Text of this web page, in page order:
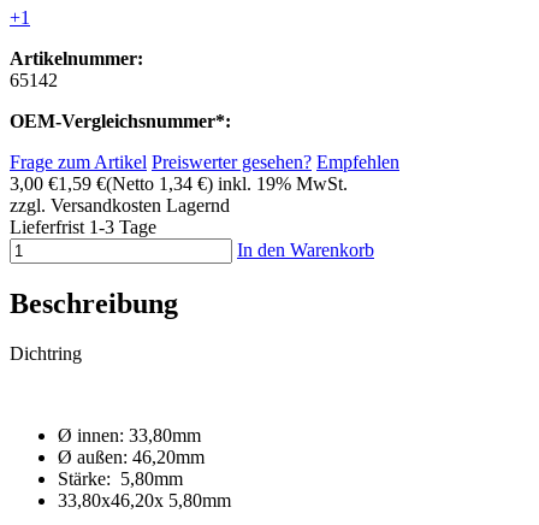
+1
Artikelnummer:
65142
OEM-Vergleichsnummer*:
Frage zum Artikel Preiswerter gesehen? Empfehlen
3,00 €1,59 €(Netto 1,34 €) inkl. 19% MwSt.
zzgl. Versandkosten Lagernd
Lieferfrist 1-3 Tage
In den Warenkorb
Beschreibung
Dichtring
Ø innen: 33,80mm
Ø außen: 46,20mm
Stärke: 5,80mm
33,80x46,20x 5,80mm